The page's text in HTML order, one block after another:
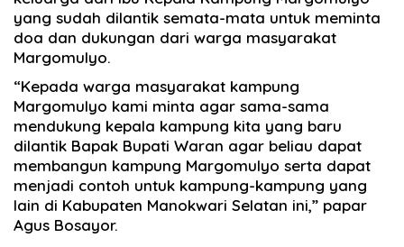
yang sudah dilantik semata-mata untuk meminta
doa dan dukungan dari warga masyarakat
Margomulyo.
“Kepada warga masyarakat kampung
Margomulyo kami minta agar sama-sama
mendukung kepala kampung kita yang baru
dilantik Bapak Bupati Waran agar beliau dapat
membangun kampung Margomulyo serta dapat
menjadi contoh untuk kampung-kampung yang
lain di Kabupaten Manokwari Selatan ini,” papar
Agus Bosayor.